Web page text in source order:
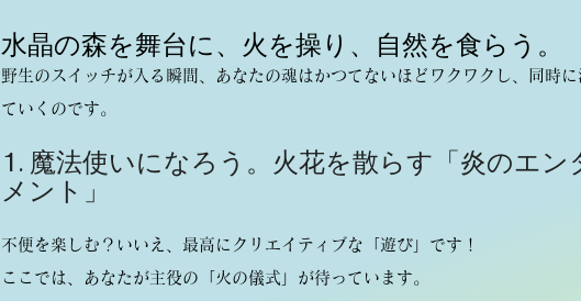
水晶の森を舞台に、火を操り、自然を食らう。
野生のスイッチが入る瞬間、あなたの魂はかつてないほどワクワクし、同時
ていくのです。
1. 魔法使いになろう。火花を散らす「炎のエン
メント」
不便を楽しむ？いいえ、最高にクリエイティブな「遊び」です！
ここでは、あなたが主役の「火の儀式」が待っています。